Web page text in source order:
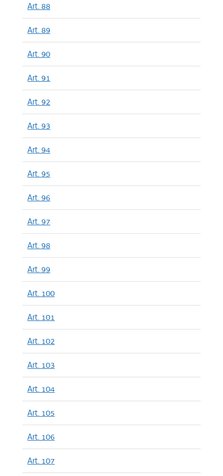
Art. 88
Art. 89
Art. 90
Art. 91
Art. 92
Art. 93
Art. 94
Art. 95
Art. 96
Art. 97
Art. 98
Art. 99
Art. 100
Art. 101
Art. 102
Art. 103
Art. 104
Art. 105
Art. 106
Art. 107